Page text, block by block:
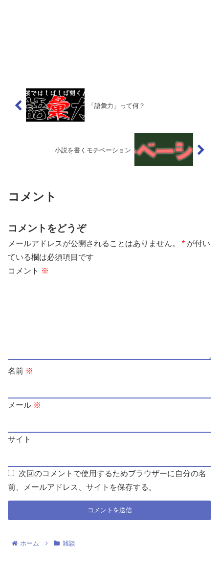
「語彙力」って何？
小説を書くモチベーション
コメント
コメントをどうぞ
メールアドレスが公開されることはありません。 * が付い
ている欄は必須項目です
コメント ※
名前 ※
メール ※
サイト
次回のコメントで使用するためブラウザーに自分の名
前、メールアドレス、サイトを保存する。
ホーム 雑談